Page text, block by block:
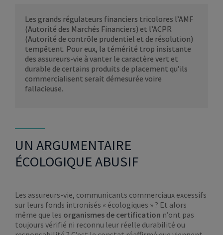
Les grands régulateurs financiers tricolores l’AMF
(Autorité des Marchés Financiers) et l’ACPR
(Autorité de contrôle prudentiel et de résolution)
tempêtent. Pour eux, la témérité trop insistante
des assureurs-vie à vanter le caractère vert et
durable de certains produits de placement qu’ils
commercialisent serait démesurée voire
fallacieuse.
UN ARGUMENTAIRE
ÉCOLOGIQUE ABUSIF
Les assureurs-vie, communicants commerciaux excessifs
sur leurs fonds intronisés « écologiques » ? Et alors
même que les organismes de certification n’ont pas
toujours vérifié ni reconnu leur réelle durabilité ou